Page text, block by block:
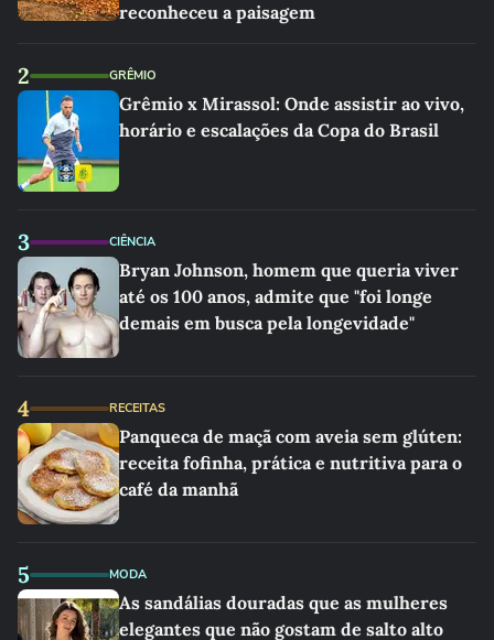
reconheceu a paisagem
2 GRÊMIO
Grêmio x Mirassol: Onde assistir ao vivo,
horário e escalações da Copa do Brasil
3 CIÊNCIA
Bryan Johnson, homem que queria viver
até os 100 anos, admite que "foi longe
demais em busca pela longevidade"
4 RECEITAS
Panqueca de maçã com aveia sem glúten:
receita fofinha, prática e nutritiva para o
café da manhã
5 MODA
As sandálias douradas que as mulheres
elegantes que não gostam de salto alto